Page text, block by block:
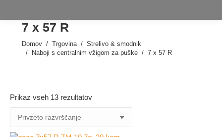
7 x 57 R
Tukaj ste:
Domov Trgovina
Strelivo & smodnik
Naboji s centralnim vžigom za puške
7 x 57 R
Prikaz vseh 13 rezultatov